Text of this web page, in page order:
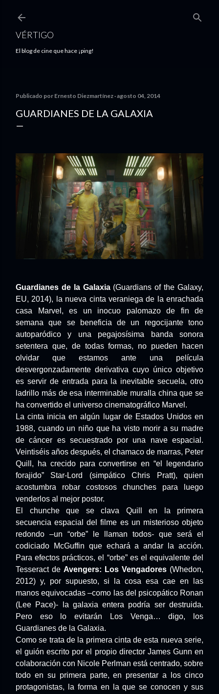
VÉRTIGO
El blog de cine que hace ¡ping!
Publicado por Ernesto Diezmartínez agosto 04, 2014
GUARDIANES DE LA GALAXIA
Guardianes de la Galaxia(Guardians of the Galaxy,
EU, 2014), la nueva cinta veraniega de la enrachada
casa Marvel, es un inocuo palomazo de fin de
semana que se beneficia de un regocijante tono
autoparódico y una pegajosísima banda sonora
setentera que, de todas formas, no pueden hacen
olvidar que estamos ante una película
desvergonzadamente derivativa cuyo único objetivo
es servir de entrada para la inevitable secuela, otro
ladrillo más de esa interminable muralla china que se
ha convertido el universo cinematográfico Marvel.
La cinta inicia en algún lugar de Estados Unidos en
1988, cuando un niño que ha visto morir a su madre
de cáncer es secuestrado por una nave espacial.
Veintiséis años después, el chamaco de marras, Peter
Quill, ha crecido para convertirse en “el legendario
forajido” Star-Lord (simpático Chris Pratt), quien
acostumbra robar costosos chunches para luego
venderlos al mejor postor.
El chunche que se clava Quill en la primera
secuencia espacial del filme es un misterioso objeto
redondo –un “orbe” le llaman todos- que será el
codiciado McGuffin que echará a andar la acción.
Para efectos prácticos, el “orbe” es el equivalente del
Tesseract de Avengers: Los Vengadores (Whedon,
2012) y, por supuesto, si la cosa esa cae en las
manos equivocadas –como las del psicopático Ronan
(Lee Pace)- la galaxia entera podría ser destruida.
Pero eso lo evitarán Los Venga… digo, los
Guardianes de la Galaxia.
Como se trata de la primera cinta de esta nueva serie,
el guión escrito por el propio director James Gunn en
colaboración con Nicole Perlman está centrado, sobre
todo en su primera parte, en presentar a los cinco
protagonistas, la forma en la que se conocen y sus